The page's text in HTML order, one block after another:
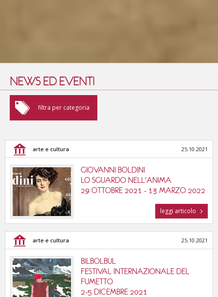
NEWS ED EVENTI
filtra per categoria
arte e cultura
enogastronomia
sport e benessere
cinema, musica e teatri
tutte le categorie
arte e cultura 25.10.2021
GIOVANNI BOLDINI
LO SGUARDO NELL'ANIMA
29 OTTOBRE 2021 - 13 MARZO 2022
leggi articolo
arte e cultura 25.10.2021
BILBOLBUL
FESTIVAL INTERNAZIONALE DEL
FUMETTO
2-5 DICEMBRE 2021